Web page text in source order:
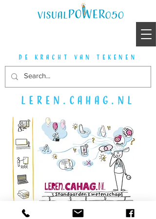
de kracht van tekenen
Leren.CAHAG.nl